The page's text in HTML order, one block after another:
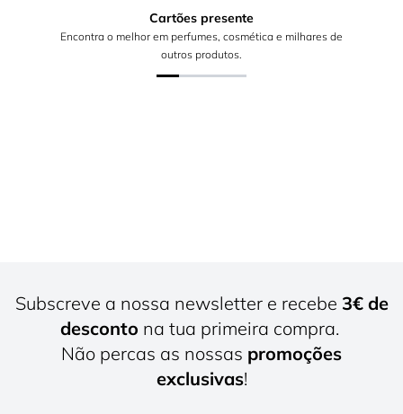
Cartões presente
Encontra o melhor em perfumes, cosmética e milhares de
outros produtos.
Subscreve a nossa newsletter e recebe 3€ de
desconto na tua primeira compra.
Não percas as nossas promoções
exclusivas!